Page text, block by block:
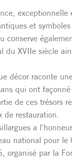
et
conserve
du XVIIe siècle
décor raconte
qui ont
de ces trésors
de restauration.
a
national pour
organisé par la